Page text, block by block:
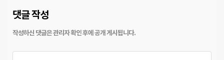
댓글 작성